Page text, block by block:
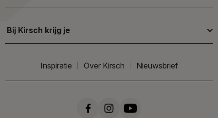
Bij Kirsch krijg je
Inspiratie Over Kirsch Nieuwsbrief